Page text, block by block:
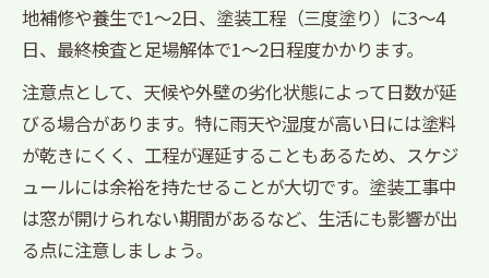
地補修や養生で1〜2日、塗装工程（三度塗り）に3〜4
日、最終検査と足場解体で1〜2日程度かかります。
注意点として、天候や外壁の劣化状態によって日数が延
びる場合があります。特に雨天や湿度が高い日には塗料
が乾きにくく、工程が遅延することもあるため、スケジ
ュールには余裕を持たせることが大切です。塗装工事中
は窓が開けられない期間があるなど、生活にも影響が出
る点に注意しましょう。